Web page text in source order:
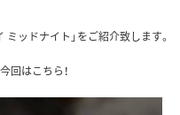
ッドナイト」をご紹介致します。
回はこちら！